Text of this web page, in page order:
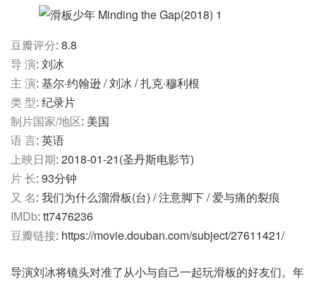
豆瓣评分: 8.8
导 演: 刘冰
主 演: 基尔·约翰逊 / 刘冰 / 扎克·穆利根
类 型: 纪录片
制片国家/地区: 美国
语 言: 英语
上映日期: 2018-01-21(圣丹斯电影节)
片 长: 93分钟
又 名: 我们为什么溜滑板(台) / 注意脚下 / 爱与痛的裂痕
IMDb: tt7476236
豆瓣链接: https://movie.douban.com/subject/27611421/
导演刘冰将镜头对准了从小与自己一起玩滑板的好友们。年